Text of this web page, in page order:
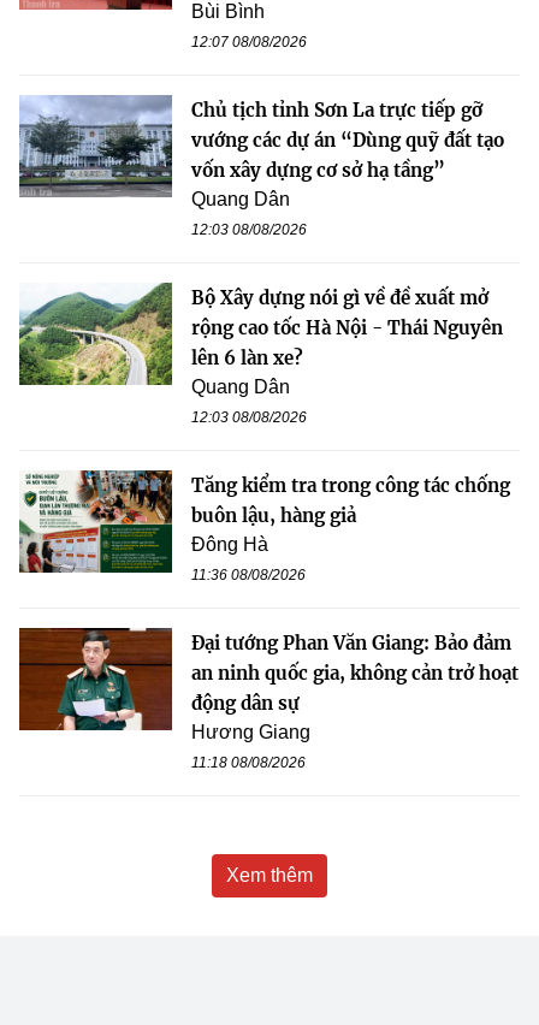
Bùi Bình
12:07 08/08/2026
Chủ tịch tỉnh Sơn La trực tiếp gỡ
vướng các dự án “Dùng quỹ đất tạo
vốn xây dựng cơ sở hạ tầng”
Quang Dân
12:03 08/08/2026
Bộ Xây dựng nói gì về đề xuất mở
rộng cao tốc Hà Nội - Thái Nguyên
lên 6 làn xe?
Quang Dân
12:03 08/08/2026
Tăng kiểm tra trong công tác chống
buôn lậu, hàng giả
Đông Hà
11:36 08/08/2026
Đại tướng Phan Văn Giang: Bảo đảm
an ninh quốc gia, không cản trở hoạt
động dân sự
Hương Giang
11:18 08/08/2026
Xem thêm